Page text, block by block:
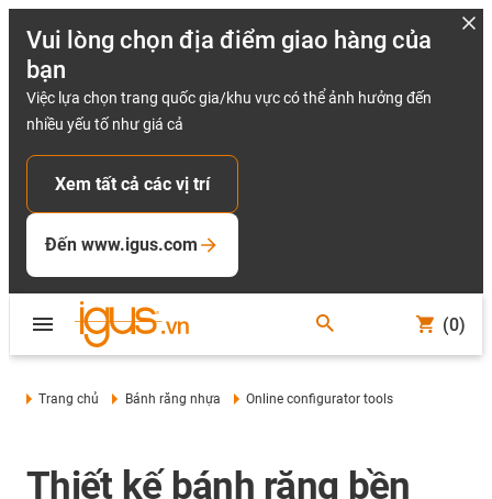
Vui lòng chọn địa điểm giao hàng của
bạn
Việc lựa chọn trang quốc gia/khu vực có thể ảnh hưởng đến
nhiều yếu tố như giá cả
Xem tất cả các vị trí
Đến www.igus.com
(0)
Trang chủ Bánh răng nhựa Online configurator tools
Thiết kế bánh răng bền